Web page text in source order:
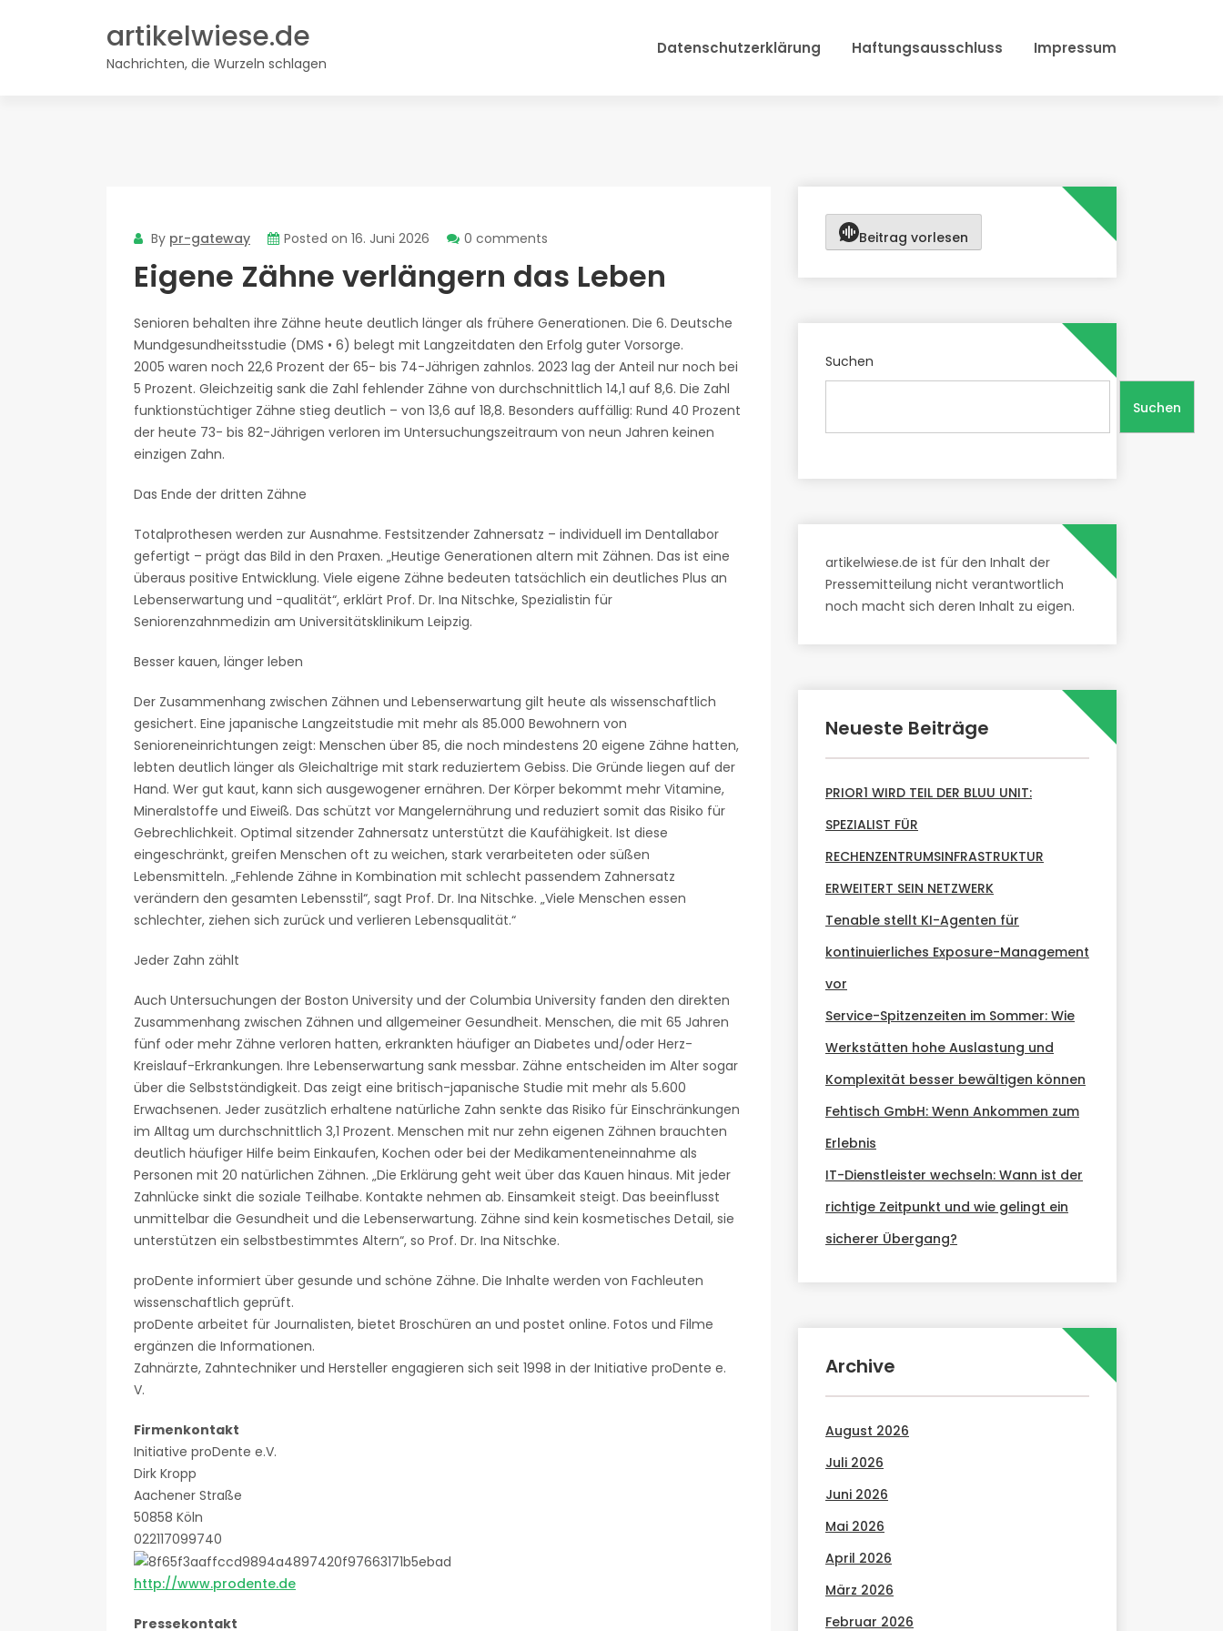
artikelwiese.de
Nachrichten, die Wurzeln schlagen
Datenschutzerklärung Haftungsausschluss Impressum
By pr-gateway Posted on 16. Juni 2026 0 comments
Eigene Zähne verlängern das Leben
Senioren behalten ihre Zähne heute deutlich länger als frühere Generationen. Die 6. Deutsche
Mundgesundheitsstudie (DMS • 6) belegt mit Langzeitdaten den Erfolg guter Vorsorge.
2005 waren noch 22,6 Prozent der 65- bis 74-Jährigen zahnlos. 2023 lag der Anteil nur noch bei
5 Prozent. Gleichzeitig sank die Zahl fehlender Zähne von durchschnittlich 14,1 auf 8,6. Die Zahl
funktionstüchtiger Zähne stieg deutlich – von 13,6 auf 18,8. Besonders auffällig: Rund 40 Prozent
der heute 73- bis 82-Jährigen verloren im Untersuchungszeitraum von neun Jahren keinen
einzigen Zahn.
Das Ende der dritten Zähne
Totalprothesen werden zur Ausnahme. Festsitzender Zahnersatz – individuell im Dentallabor
gefertigt – prägt das Bild in den Praxen. „Heutige Generationen altern mit Zähnen. Das ist eine
überaus positive Entwicklung. Viele eigene Zähne bedeuten tatsächlich ein deutliches Plus an
Lebenserwartung und -qualität“, erklärt Prof. Dr. Ina Nitschke, Spezialistin für
Seniorenzahnmedizin am Universitätsklinikum Leipzig.
Besser kauen, länger leben
Der Zusammenhang zwischen Zähnen und Lebenserwartung gilt heute als wissenschaftlich
gesichert. Eine japanische Langzeitstudie mit mehr als 85.000 Bewohnern von
Senioreneinrichtungen zeigt: Menschen über 85, die noch mindestens 20 eigene Zähne hatten,
lebten deutlich länger als Gleichaltrige mit stark reduziertem Gebiss. Die Gründe liegen auf der
Hand. Wer gut kaut, kann sich ausgewogener ernähren. Der Körper bekommt mehr Vitamine,
Mineralstoffe und Eiweiß. Das schützt vor Mangelernährung und reduziert somit das Risiko für
Gebrechlichkeit. Optimal sitzender Zahnersatz unterstützt die Kaufähigkeit. Ist diese
eingeschränkt, greifen Menschen oft zu weichen, stark verarbeiteten oder süßen
Lebensmitteln. „Fehlende Zähne in Kombination mit schlecht passendem Zahnersatz
verändern den gesamten Lebensstil“, sagt Prof. Dr. Ina Nitschke. „Viele Menschen essen
schlechter, ziehen sich zurück und verlieren Lebensqualität.“
Jeder Zahn zählt
Auch Untersuchungen der Boston University und der Columbia University fanden den direkten
Zusammenhang zwischen Zähnen und allgemeiner Gesundheit. Menschen, die mit 65 Jahren
fünf oder mehr Zähne verloren hatten, erkrankten häufiger an Diabetes und/oder Herz-
Kreislauf-Erkrankungen. Ihre Lebenserwartung sank messbar. Zähne entscheiden im Alter sogar
über die Selbstständigkeit. Das zeigt eine britisch-japanische Studie mit mehr als 5.600
Erwachsenen. Jeder zusätzlich erhaltene natürliche Zahn senkte das Risiko für Einschränkungen
im Alltag um durchschnittlich 3,1 Prozent. Menschen mit nur zehn eigenen Zähnen brauchten
deutlich häufiger Hilfe beim Einkaufen, Kochen oder bei der Medikamenteneinnahme als
Personen mit 20 natürlichen Zähnen. „Die Erklärung geht weit über das Kauen hinaus. Mit jeder
Zahnlücke sinkt die soziale Teilhabe. Kontakte nehmen ab. Einsamkeit steigt. Das beeinflusst
unmittelbar die Gesundheit und die Lebenserwartung. Zähne sind kein kosmetisches Detail, sie
unterstützen ein selbstbestimmtes Altern“, so Prof. Dr. Ina Nitschke.
proDente informiert über gesunde und schöne Zähne. Die Inhalte werden von Fachleuten
wissenschaftlich geprüft.
proDente arbeitet für Journalisten, bietet Broschüren an und postet online. Fotos und Filme
ergänzen die Informationen.
Zahnärzte, Zahntechniker und Hersteller engagieren sich seit 1998 in der Initiative proDente e.
V.
Firmenkontakt
Initiative proDente e.V.
Dirk Kropp
Aachener Straße
50858 Köln
022117099740
http://www.prodente.de
Pressekontakt
Beitrag vorlesen
Suchen
Suchen
artikelwiese.de ist für den Inhalt der
Pressemitteilung nicht verantwortlich
noch macht sich deren Inhalt zu eigen.
Neueste Beiträge
PRIOR1 WIRD TEIL DER BLUU UNIT:
SPEZIALIST FÜR
RECHENZENTRUMSINFRASTRUKTUR
ERWEITERT SEIN NETZWERK
Tenable stellt KI-Agenten für
kontinuierliches Exposure-Management
vor
Service-Spitzenzeiten im Sommer: Wie
Werkstätten hohe Auslastung und
Komplexität besser bewältigen können
Fehtisch GmbH: Wenn Ankommen zum
Erlebnis
IT-Dienstleister wechseln: Wann ist der
richtige Zeitpunkt und wie gelingt ein
sicherer Übergang?
Archive
August 2026
Juli 2026
Juni 2026
Mai 2026
April 2026
März 2026
Februar 2026